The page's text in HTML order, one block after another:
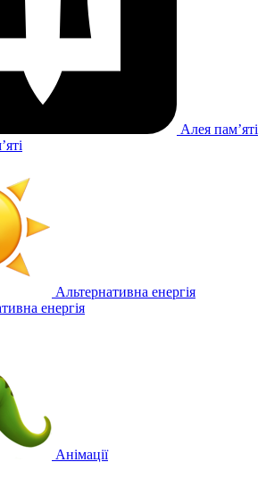
Алея памʼяті
Альтернативна енергія
енергія
Анімації